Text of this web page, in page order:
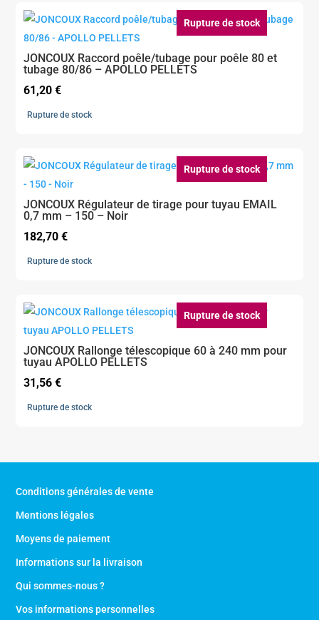
Rupture de stock
JONCOUX Raccord poêle/tubage pour poêle 80 et
tubage 80/86 – APOLLO PELLETS
61,20€
Rupture de stock
Rupture de stock
JONCOUX Régulateur de tirage pour tuyau EMAIL
0,7 mm – 150 – Noir
182,70€
Rupture de stock
Rupture de stock
JONCOUX Rallonge télescopique 60 à 240 mm pour
tuyau APOLLO PELLETS
31,56€
Rupture de stock
Conditions générales de vente
Mentions légales
Moyens de paiement
Informations sur la livraison
Qui sommes-nous ?
Vos informations personnelles